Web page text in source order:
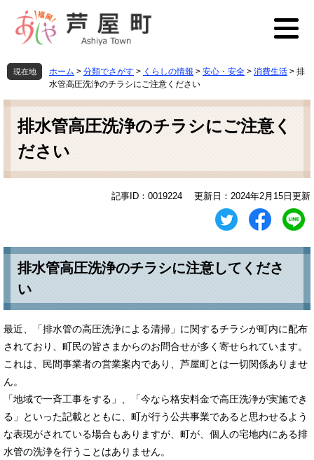
先
頭
を
飛
現在地 ホーム > 分類でさがす > くらしの情報 > 安心・安全 > 消費生活 > 排
水管高圧洗浄のチラシにご注意ください
本
排水管高圧洗浄のチラシにご注意く
ださい
記事ID：0019224 更新日：2024年2月15日更新
排水管高圧洗浄のチラシに注意してくださ
い
最近、「排水管の高圧洗浄による清掃」に関するチラシが町内に配布
されており、町民の皆さまからのお問合せが多く寄せられています。
これは、民間事業者の営業案内であり、芦屋町とは一切関係ありませ
ん。
「地域で一斉工事をする」、「今なら格安料金で高圧洗浄が実施でき
る」といった記載とともに、町が行う公共事業であると思わせるよう
な表現がされている場合もありますが、町が、個人の宅地内にある排
水管の洗浄を行うことはありません。